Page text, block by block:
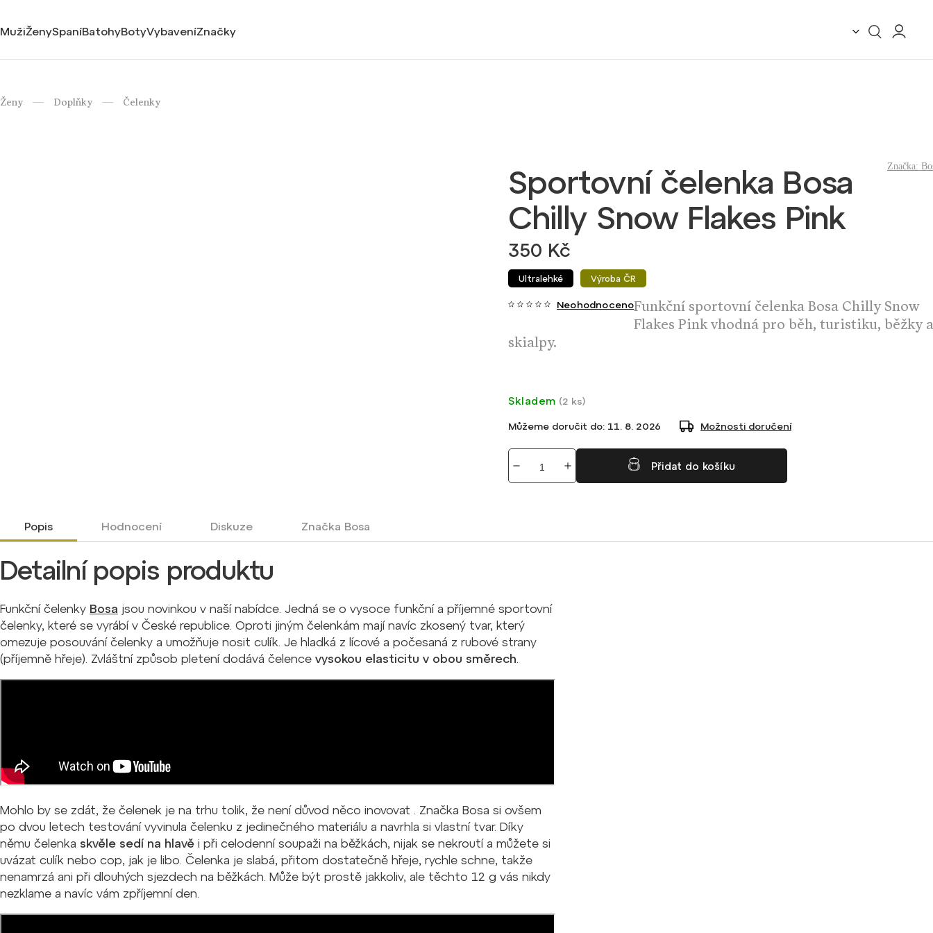
MužiŽenySpaníBatohyBotyVybaveníZnačky
Ženy / Doplňky / Čelenky
Sportovní čelenka Bosa
Chilly Snow Flakes Pink
350 Kč
Ultralehké Výroba ČR
NeohodnocenoFunkční sportovní čelenka Bosa Chilly Snow
Flakes Pink vhodná pro běh, turistiku, běžky
skialpy.
Značka:
Skladem (2 ks)
Můžeme doručit do: 11. 8. 2026 Možnosti doručení
Přidat do košíku
Popis Hodnocení Diskuze Značka Bosa
Detailní popis produktu
Funkční čelenky Bosa jsou novinkou v naší nabídce. Jedná se o vysoce funkční a příjemné sportovní
čelenky, které se vyrábí v České republice. Oproti jiným čelenkám mají navíc zkosený tvar, který
omezuje posouvání čelenky a umožňuje nosit culík. Je hladká z lícové a počesaná z rubové strany
(příjemně hřeje). Zvláštní způsob pletení dodává čelence vysokou elasticitu v obou směrech.
Mohlo by se zdát, že čelenek je na trhu tolik, že není důvod něco inovovat . Značka Bosa si ovšem
po dvou letech testování vyvinula čelenku z jedinečného materiálu a navrhla si vlastní tvar. Díky
němu čelenka skvěle sedí na hlavě i při celodenní soupaži na běžkách, nijak se nekroutí a můžete si
uvázat culík nebo cop, jak je libo. Čelenka je slabá, přitom dostatečně hřeje, rychle schne, takže
nenamrzá ani při dlouhých sjezdech na běžkách. Může být prostě jakkoliv, ale těchto 12 g vás nikdy
nezklame a navíc vám zpříjemní den.